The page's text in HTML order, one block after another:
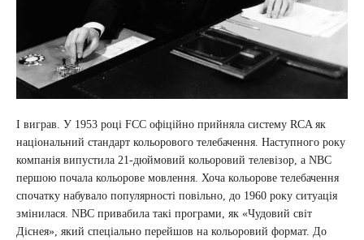
І виграв. У 1953 році FCC офіційно прийняла систему RCA як
національний стандарт кольорового телебачення. Наступного року
компанія випустила 21-дюймовий кольоровий телевізор, а NBC
першою почала кольорове мовлення. Хоча кольорове телебачення
спочатку набувало популярності повільно, до 1960 року ситуація
змінилася. NBC привабила такі програми, як «Чудовий світ
Діснея», який спеціально перейшов на кольоровий формат. До